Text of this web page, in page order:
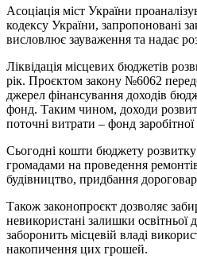
Асоціація міст України
кодексу України, запропоновані
висловлює зауваження та надає
Ліквідація місцевих бюджетів
рік. Проєктом закону №6062
джерел фінансування доходів
фонд. Таким чином, доходи
поточні витрати – фонд
Сьогодні кошти бюджету
громадами на проведення
будівництво, придбання
Також законопроєкт дозволяє
невикористані залишки освітньої
заборонить місцевій владі
накопичення цих грошей.